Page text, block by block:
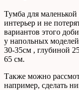
Тумба для
интерьер и не
вариантов этого
у напольных
30-35см , глубиной
65 см.
Также можно
например, сделать